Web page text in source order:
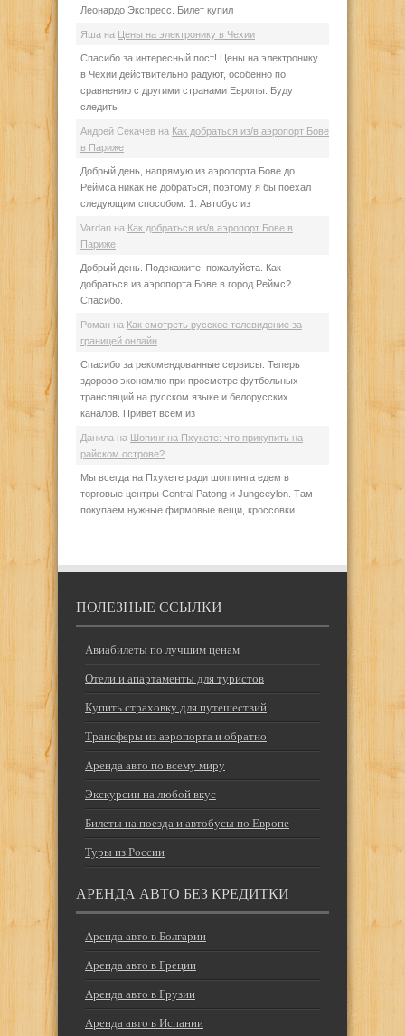
Леонардо Экспресс. Билет купил
Яша на Цены на электронику в Чехии
Спасибо за интересный пост! Цены на электронику
в Чехии действительно радуют, особенно по
сравнению с другими странами Европы. Буду
следить
Андрей Секачев на Как добраться из/в аэропорт Бове
в Париже
Добрый день, напрямую из аэропорта Бове до
Реймса никак не добраться, поэтому я бы поехал
следующим способом. 1. Автобус из
Vardan на Как добраться из/в аэропорт Бове в
Париже
Добрый день. Подскажите, пожалуйста. Как
добраться из аэропорта Бове в город Реймс?
Спасибо.
Роман на Как смотреть русское телевидение за
границей онлайн
Спасибо за рекомендованные сервисы. Теперь
здорово экономлю при просмотре футбольных
трансляций на русском языке и белорусских
каналов. Привет всем из
Данила на Шопинг на Пхукете: что прикупить на
райском острове?
Мы всегда на Пхукете ради шоппинга едем в
торговые центры Central Patong и Jungceylon. Там
покупаем нужные фирмовые вещи, кроссовки.
ПОЛЕЗНЫЕ ССЫЛКИ
Авиабилеты по лучшим ценам
Отели и апартаменты для туристов
Купить страховку для путешествий
Трансферы из аэропорта и обратно
Аренда авто по всему миру
Экскурсии на любой вкус
Билеты на поезда и автобусы по Европе
Туры из России
АРЕНДА АВТО БЕЗ КРЕДИТКИ
Аренда авто в Болгарии
Аренда авто в Греции
Аренда авто в Грузии
Аренда авто в Испании